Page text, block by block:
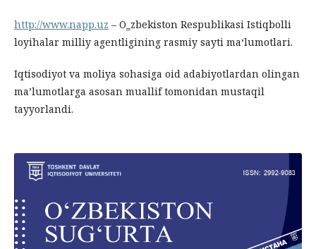
http://www.napp.uz – O‗zbekiston Respublikasi Istiqbolli
loyihalar milliy agentligining rasmiy sayti ma‘lumotlari.
Iqtisodiyot va moliya sohasiga oid adabiyotlardan olingan
ma’lumotlarga asosan muallif tomonidan mustaqil
tayyorlandi.